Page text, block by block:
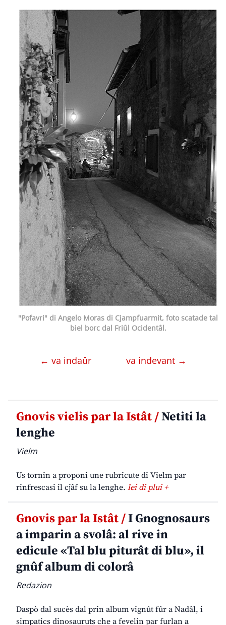
"Pofavri" di Angelo Moras di Cjampfuarmit, foto scatade tal
biel borc dal Friûl Ocidentâl.
← va indaûr va indevant →
Gnovis vielis par la Istât /Netiti la
lenghe
Vielm
Us tornin a proponi une rubricute di Vielm par
rinfrescasi il cjâf su la lenghe. lei di plui +
Gnovis par la Istât /I Gnognosaurs
a imparin a svolâ: al rive in
edicule «Tal blu piturât di blu», il
gnûf album di colorâ
Redazion
Daspò dal sucès dal prin album vignût fûr a Nadâl, i
simpatics dinosauruts che a fevelin par furlan a